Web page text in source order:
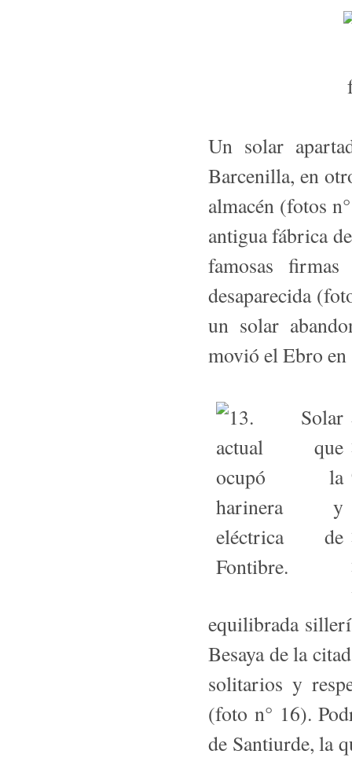
Un solar
Barcenilla, en
almacén (fotos
antigua fábrica
famosas
desaparecida
un solar
movió el Ebro
equilibrada
Besaya de la
solitarios y
(foto n° 16).
de Santiurde, la